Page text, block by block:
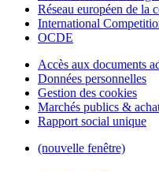
Réseau européen de la
International
OCDE
Accès aux documents
Données personnelles
Gestion des cookies
Marchés publics &
Rapport social unique
(nouvelle fenêtre)